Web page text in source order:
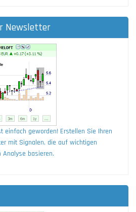
Newsletter
einfach geworden! Erstellen Sie Ihren
mit Signalen, die auf wichtigen
Analyse basieren.